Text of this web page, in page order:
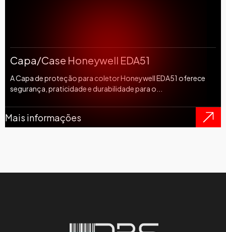
Capa/Case Honeywell EDA51
A Capa de proteção para coletor Honeywell EDA51 oferece
segurança, praticidade e durabilidade para o...
Mais informações